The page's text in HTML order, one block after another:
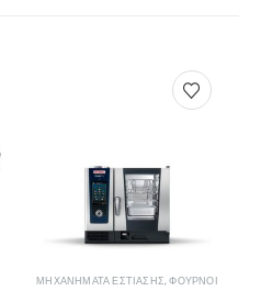
ΜΗΧΑΝΉΜΑΤΑ ΕΣΤΊΑΣΗΣ,ΦΟΎΡΝΟΙ